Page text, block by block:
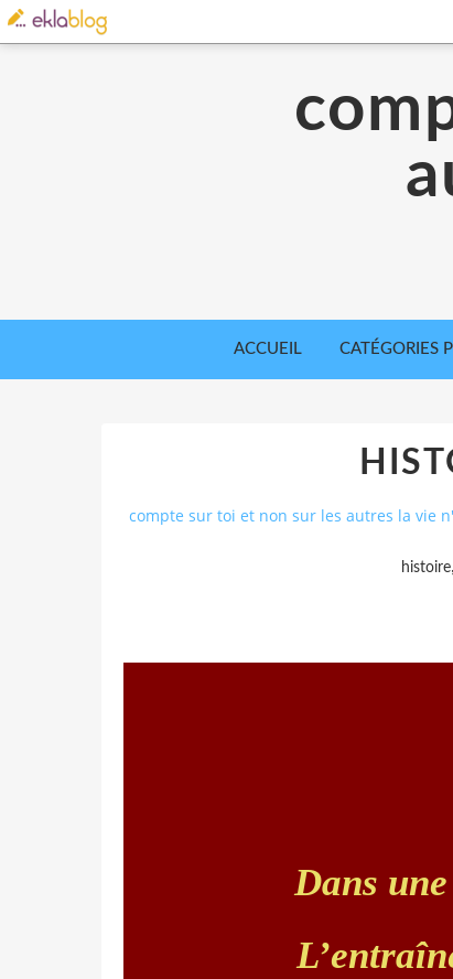
ACCUEIL CATÉGORIES
compte sur toi et non sur les autres la vie
histoire,
Dans